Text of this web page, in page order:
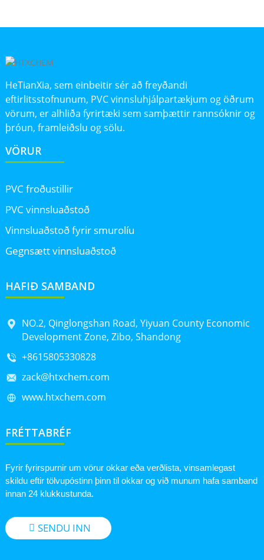
HeTianXia, sem einbeitir sér að freyðandi
eftirlitsstofnunum, PVC vinnsluhjálpartækjum og öðrum
vörum, er alhliða fyrirtæki sem samþættir rannsóknir og
þróun, framleiðslu og sölu.
VÖRUR
PVC froðustillir
PVC vinnsluaðstoð
Vinnsluaðstoð fyrir smurolíu
Gegnsætt vinnsluaðstoð
HAFIÐ SAMBAND
NO.2, Qinglongshan Road, Yiyuan County Economic
Development Zone, Zibo, Shandong
+8615805330828
zack@htxchem.com
www.htxchem.com
FRÉTTABRÉF
Fyrir fyrirspurnir um vörur okkar eða verðlista, vinsamlegast
skildu eftir tölvupóstinn þinn til okkar og við munum hafa samband
innan 24 klukkustunda.
SENDU INN